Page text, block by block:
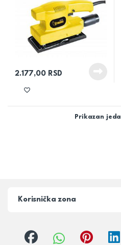
2.177,00 RSD
Prikazan
Korisnička zona